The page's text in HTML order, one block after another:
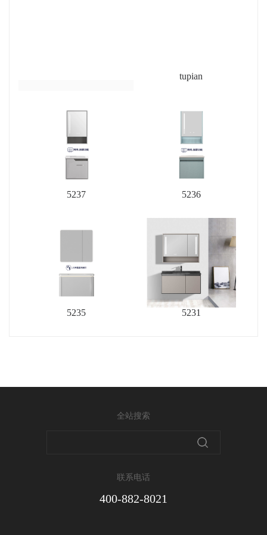
tupian
5237 5236
5235 5231
全站搜索
联系电话
400-882-8021